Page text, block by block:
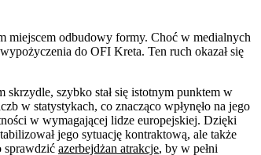
miejscem odbudowy formy. Choć w medialnych
do OFI Kreta. Ten ruch okazał się
szybko stał się istotnym punktem w
w statystykach, co znacząco wpłynęło na jego
w wymagającej lidze europejskiej. Dzięki
jego sytuację kontraktową, ale także
sprawdzić azerbejdżan atrakcje, by w pełni